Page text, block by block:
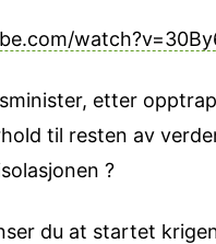
etter
til resten av
?
du at startet